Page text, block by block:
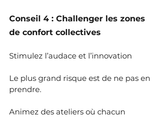
Conseil 4 : Challenger les zones
de confort collectives
Stimulez l’audace et l’innovation
Le plus grand risque est de ne pas en
prendre.
Animez des ateliers où chacun